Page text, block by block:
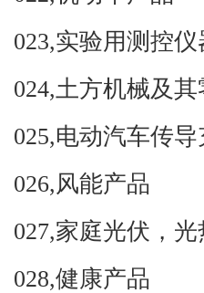
023,实验用测控仪
024,土方机械及其
025,电动汽车传
026,风能产品
027,家庭光伏，光
028,健康产品